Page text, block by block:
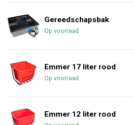
Gereedschapsbak
Op voorraad
Emmer 17 liter rood
Op voorraad
Emmer 12 liter rood